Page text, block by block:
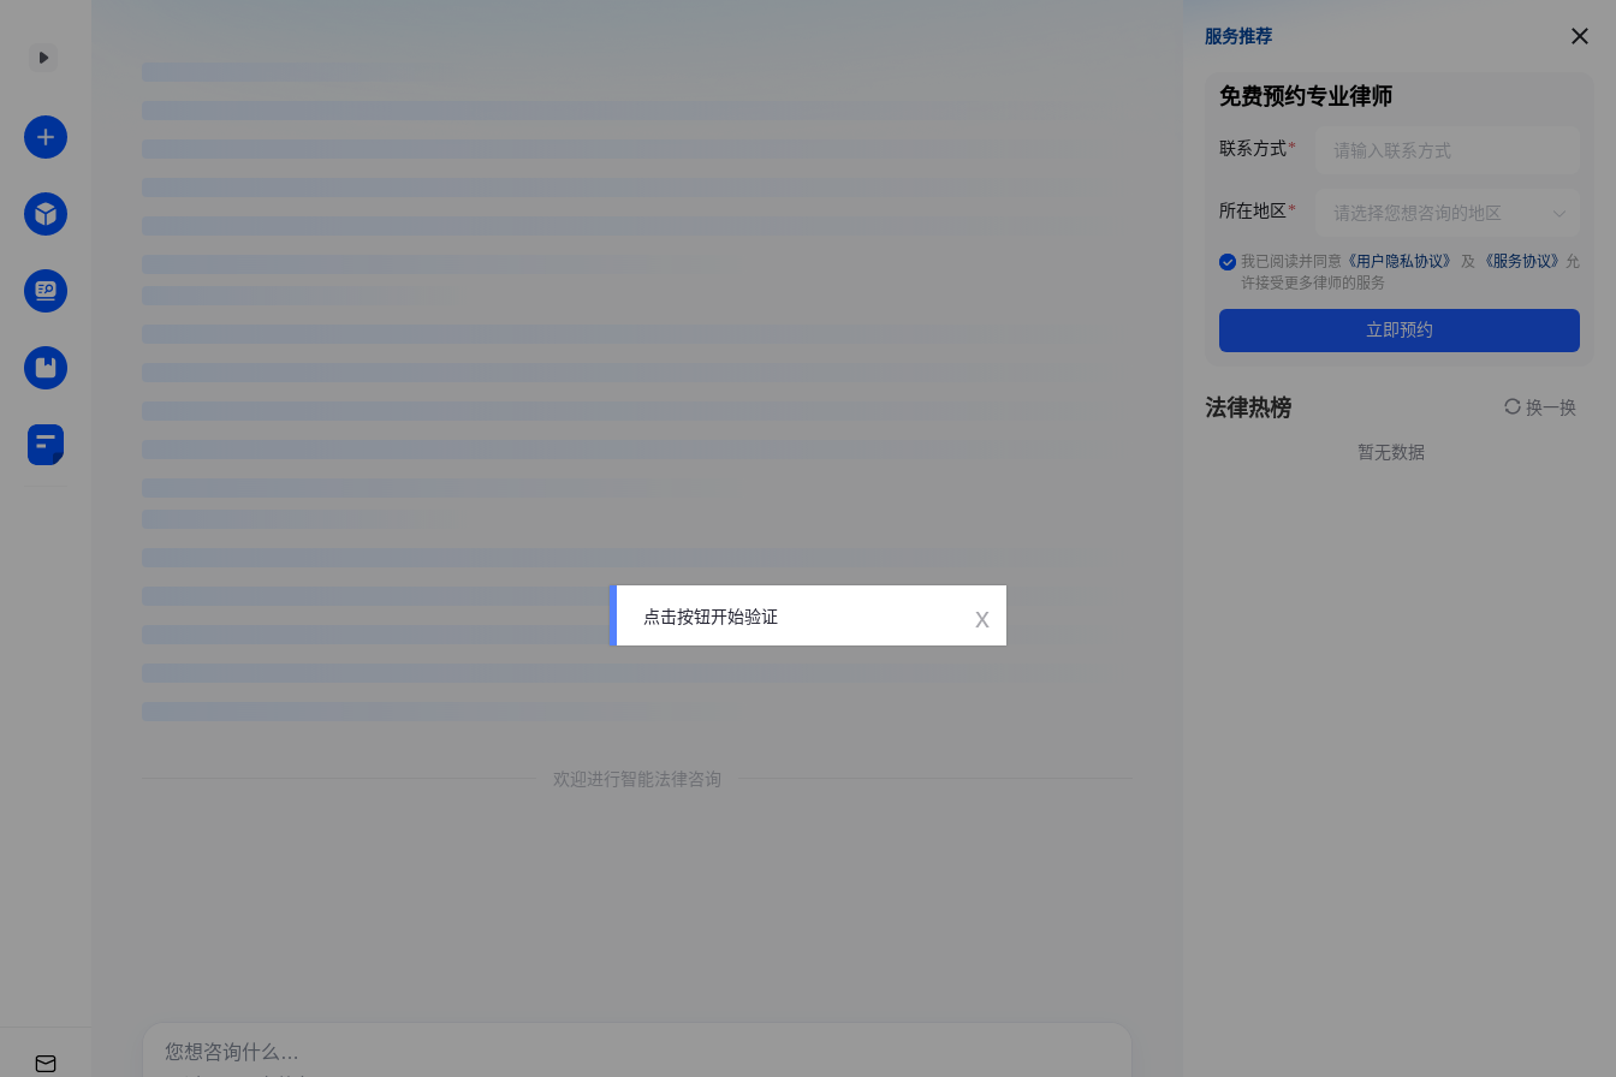
欢迎进行智能法律咨询
服务推荐
服务推荐
免费预约专业律师
联系方式
所在地区
我已阅读并同意 《用户隐私协议》 及 《服务协议》 允
许接受更多律师的服务
立即预约
法律热榜 换一换
暂无数据
点击按钮开始验证 x